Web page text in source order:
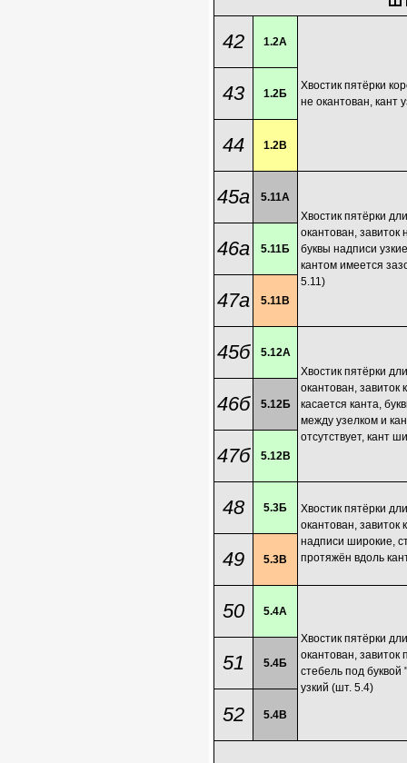
42 1.2А
Хвостик пятёрки
не окантован, кант
43 1.2Б
44 1.2В
45а
5.11А
Хвостик пятёрки
окантован, завиток
буквы надписи
кантом имеется
5.11)
46а 5.11Б
47а 5.11В
45б
5.12А
Хвостик пятёрки
окантован, завиток
касается канта,
между узелком и
отсутствует, кант
46б 5.12Б
47б 5.12В
48 5.3Б
Хвостик пятёрки
окантован, завиток
надписи широкие,
протяжён вдоль
49 5.3В
50 5.4А
Хвостик пятёрки
окантован, завиток
стебель под буквой
узкий (шт. 5.4)
51 5.4Б
52 5.4В